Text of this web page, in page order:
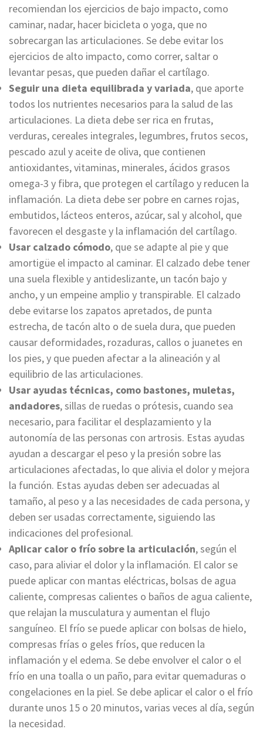
recomiendan los ejercicios de bajo impacto, como
caminar, nadar, hacer bicicleta o yoga, que no
sobrecargan las articulaciones. Se debe evitar los
ejercicios de alto impacto, como correr, saltar o
levantar pesas, que pueden dañar el cartílago.
Seguir una dieta equilibrada y variada, que aporte
todos los nutrientes necesarios para la salud de las
articulaciones. La dieta debe ser rica en frutas,
verduras, cereales integrales, legumbres, frutos secos,
pescado azul y aceite de oliva, que contienen
antioxidantes, vitaminas, minerales, ácidos grasos
omega-3 y fibra, que protegen el cartílago y reducen la
inflamación. La dieta debe ser pobre en carnes rojas,
embutidos, lácteos enteros, azúcar, sal y alcohol, que
favorecen el desgaste y la inflamación del cartílago.
Usar calzado cómodo, que se adapte al pie y que
amortigüe el impacto al caminar. El calzado debe tener
una suela flexible y antideslizante, un tacón bajo y
ancho, y un empeine amplio y transpirable. El calzado
debe evitarse los zapatos apretados, de punta
estrecha, de tacón alto o de suela dura, que pueden
causar deformidades, rozaduras, callos o juanetes en
los pies, y que pueden afectar a la alineación y al
equilibrio de las articulaciones.
Usar ayudas técnicas, como bastones, muletas,
andadores, sillas de ruedas o prótesis, cuando sea
necesario, para facilitar el desplazamiento y la
autonomía de las personas con artrosis. Estas ayudas
ayudan a descargar el peso y la presión sobre las
articulaciones afectadas, lo que alivia el dolor y mejora
la función. Estas ayudas deben ser adecuadas al
tamaño, al peso y a las necesidades de cada persona, y
deben ser usadas correctamente, siguiendo las
indicaciones del profesional.
Aplicar calor o frío sobre la articulación, según el
caso, para aliviar el dolor y la inflamación. El calor se
puede aplicar con mantas eléctricas, bolsas de agua
caliente, compresas calientes o baños de agua caliente,
que relajan la musculatura y aumentan el flujo
sanguíneo. El frío se puede aplicar con bolsas de hielo,
compresas frías o geles fríos, que reducen la
inflamación y el edema. Se debe envolver el calor o el
frío en una toalla o un paño, para evitar quemaduras o
congelaciones en la piel. Se debe aplicar el calor o el frío
durante unos 15 o 20 minutos, varias veces al día, según
la necesidad.